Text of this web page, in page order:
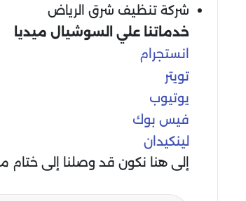
شركة تنظيف شرق الرياض
خدماتنا علي السوشيال ميديا
انستجرام
تويتر
يوتيوب
فيس بوك
لينكيدان
إلى هنا نكون قد وصلنا إلى ختام